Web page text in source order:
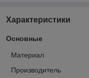
Характеристики
Основные
Материал
Производитель